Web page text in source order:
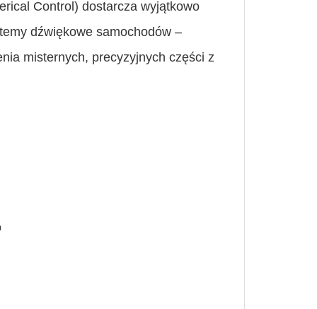
Control) dostarcza wyjątkowo
dźwiękowe samochodów –
misternych, precyzyjnych części z